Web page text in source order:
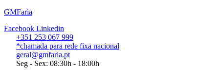
GMFaria
Facebook Linkedin
+351 253 067 999
*chamada para rede fixa nacional
geral@gmfaria.pt
Seg - Sex: 08:30h - 18:00h